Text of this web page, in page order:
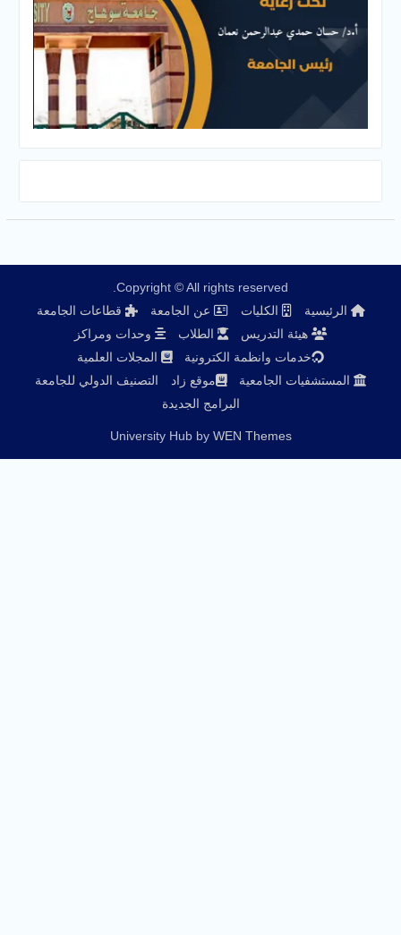
Copyright © All rights reserved.
الرئيسية
الكليات عن الجامعة
قطاعات الجامعة
هيئة التدريس
الطلاب
وحدات ومراكز
خدمات وانظمة الكترونية
المجلات العلمية
المستشفيات الجامعية
موقع زاد
التصنيف الدولي للجامعة
البرامج الجديدة
University Hub by WEN Themes